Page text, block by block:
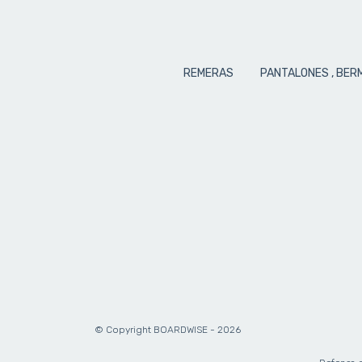
REMERAS PANTALONES ,
© Copyright BOARDWISE - 2026